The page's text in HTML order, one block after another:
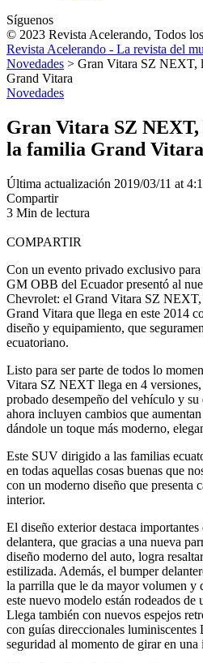
Síguenos
© 2023 Revista Acelerando, Todos
Revista Acelerando - La revista del
Novedades > Gran Vitara SZ NEXT,
Grand Vitara
Novedades
Gran Vitara SZ NEXT,
la familia Grand Vitara
Última actualización 2019/03/11 at
Compartir
3 Min de lectura
COMPARTIR
Con un evento privado exclusivo
GM OBB del Ecuador presentó al
Chevrolet: el Grand Vitara SZ
Grand Vitara que llega en este 2014
diseño y equipamiento, que
ecuatoriano.
Listo para ser parte de todos lo
Vitara SZ NEXT llega en 4 versiones,
probado desempeño del vehículo y
ahora incluyen cambios que
dándole un toque más moderno,
Este SUV dirigido a las familias
en todas aquellas cosas buenas que
con un moderno diseño que presenta
interior.
El diseño exterior destaca
delantera, que gracias a una nueva
diseño moderno del auto, logra
estilizada. Además, el bumper
la parrilla que le da mayor volumen y
este nuevo modelo están rodeados
Llega también con nuevos espejos
con guías direccionales
seguridad al momento de girar en una